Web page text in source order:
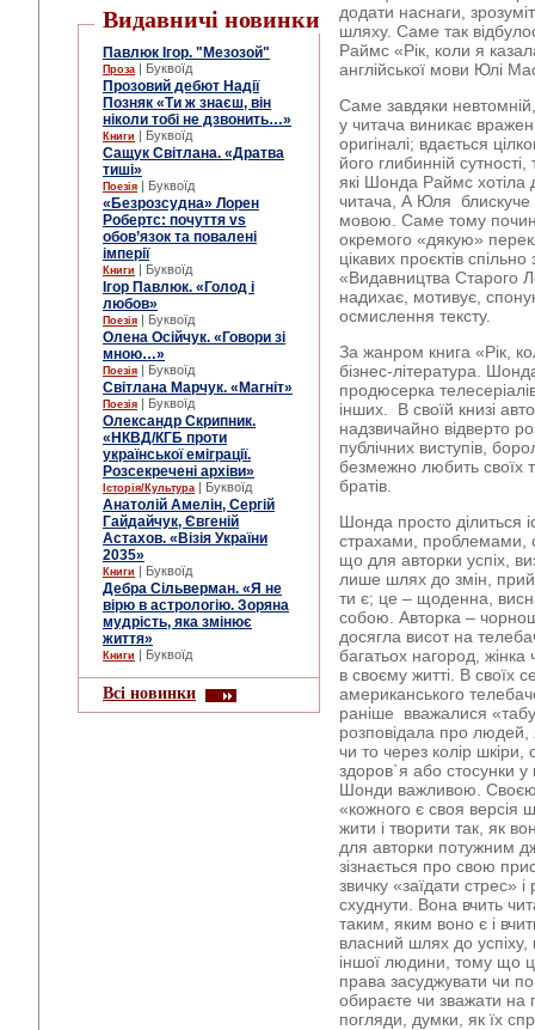
Видавничі новинки
Павлюк Ігор. "Мезозой"
Проза | Буквоїд
Прозовий дебют Надії
Позняк «Ти ж знаєш, він
ніколи тобі не дзвонить…»
Книги | Буквоїд
Сащук Світлана. «Дратва
тиші»
Поезія | Буквоїд
«Безрозсудна» Лорен
Робертс: почуття vs
обов’язок та повалені
імперії
Книги | Буквоїд
Ігор Павлюк. «Голод і
любов»
Поезія | Буквоїд
Олена Осійчук. «Говори зі
мною…»
Поезія | Буквоїд
Світлана Марчук. «Магніт»
Поезія | Буквоїд
Олександр Скрипник.
«НКВД/КГБ проти
української еміграції.
Розсекречені архіви»
Історія/Культура | Буквоїд
Анатолій Амелін, Сергій
Гайдайчук, Євгеній
Астахов. «Візія України
2035»
Книги | Буквоїд
Дебра Сільверман. «Я не
вірю в астрологію. Зоряна
мудрість, яка змінює
життя»
Книги | Буквоїд
Всі новинки
додати наснаги,
шляху. Саме так
Раймс «Рік, коли я
англійської мови Юлі
Саме завдяки
у читача виникає
оригіналі; вдається
його глибинній
які Шонда Раймс хотіла
читача, А Юля
мовою. Саме тому
окремого «дякую»
цікавих проєктів
«Видавництва Старого
надихає, мотивує,
осмислення тексту.
За жанром книга «Рік,
бізнес-література.
продюсерка
інших. В своїй книзі
надзвичайно відверто
публічних виступів,
безмежно любить своїх
братів.
Шонда просто ділиться
страхами, проблемами,
що для авторки успіх,
лише шлях до змін,
ти є; це – щоденна,
собою. Авторка –
досягла висот на
багатьох нагород,
в своєму житті. В своїх
американського
раніше вважалися
розповідала про людей,
чи то через колір шкіри,
здоров`я або стосунки
Шонди важливою.
«кожного є своя
жити і творити так, як
для авторки потужним
зізнається про свою
звичку «заїдати стрес»
схуднути. Вона вчить
таким, яким воно є і
власний шлях до
іншої людини, тому що
права засуджувати чи
обираєте чи зважати на
погляди, думки, як їх